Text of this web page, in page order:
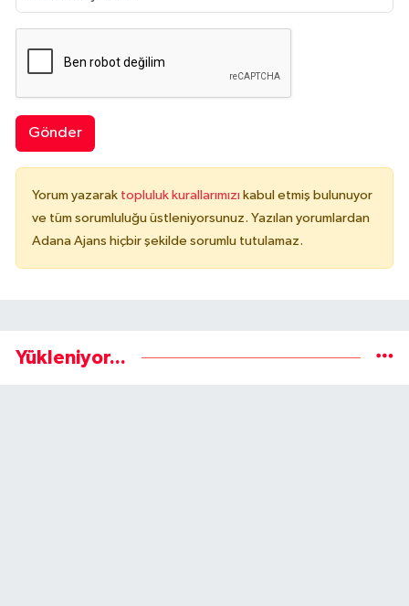
Gönder
Yorum yazarak topluluk kurallarımızı kabul etmiş bulunuyor
ve tüm sorumluluğu üstleniyorsunuz. Yazılan yorumlardan
Adana Ajans hiçbir şekilde sorumlu tutulamaz.
Yükleniyor...